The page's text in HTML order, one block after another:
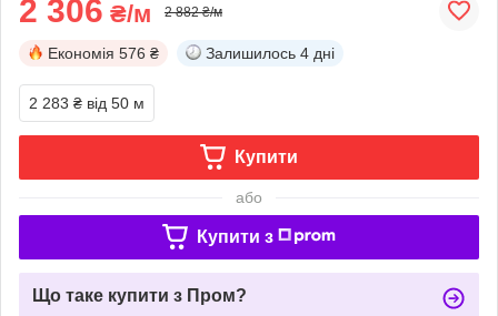
2 306 ₴/м 2 882 ₴/м
Економія 576 ₴ Залишилось 4 дні
2 283 ₴ від 50 м
Купити
або
Купити з
Що таке купити з Пром?